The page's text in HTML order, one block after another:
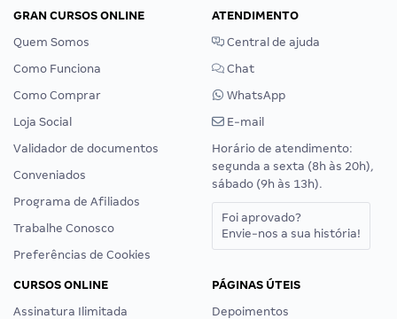
GRAN CURSOS ONLINE
Quem Somos
Como Funciona
Como Comprar
Loja Social
Validador de documentos
Conveniados
Programa de Afiliados
Trabalhe Conosco
Preferências de Cookies
ATENDIMENTO
Central de ajuda
Chat
WhatsApp
E-mail
Horário de atendimento:
segunda a sexta (8h às 20h),
sábado (9h às 13h).
Foi aprovado?
Envie-nos a sua história!
CURSOS ONLINE
Assinatura Ilimitada
PÁGINAS ÚTEIS
Depoimentos